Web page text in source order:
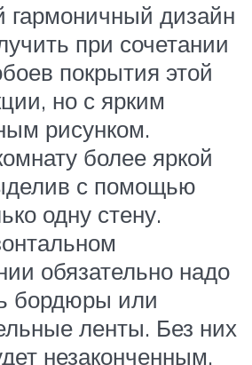
гармоничный дизайн
при сочетании
покрытия этой
но с ярким
рисунком.
более яркой
с помощью
одну стену.
обязательно надо
бордюры или
ленты. Без них
незаконченным.